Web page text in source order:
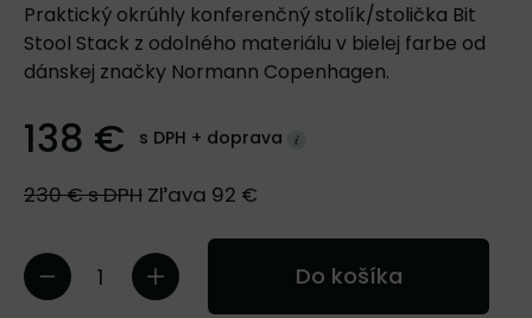
Praktický okrúhly konferenčný stolík/stolička Bit
Stool Stack z odolného materiálu v bielej farbe od
dánskej značky Normann Copenhagen.
138 € s DPH + doprava
230 €s DPH Zľava 92 €
Do košíka